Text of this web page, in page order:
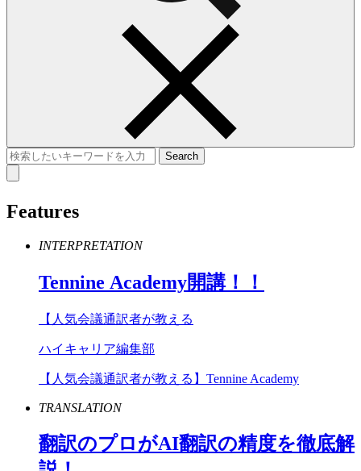
Features
INTERPRETATION
Tennine Academy開講！！
【人気会議通訳者が教える
ハイキャリア編集部
【人気会議通訳者が教える】Tennine Academy
TRANSLATION
翻訳のプロがAI翻訳の精度を徹底解